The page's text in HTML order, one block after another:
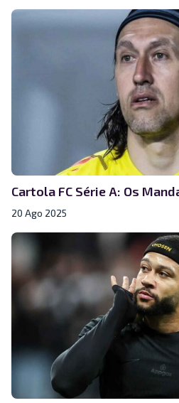
Cartola FC Série A: Os
20 Ago 2025